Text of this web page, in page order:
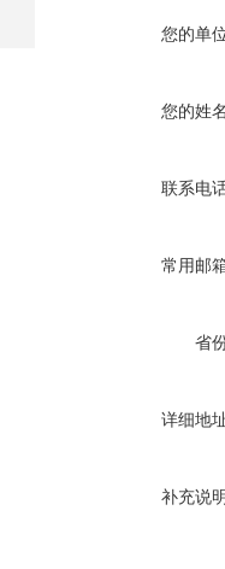
您的单
您的姓
联系电
常用邮
省
详细地
补充说